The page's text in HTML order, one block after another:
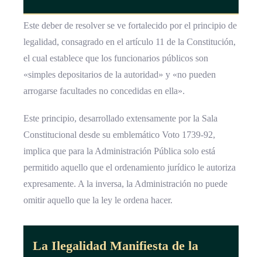
Este deber de resolver se ve fortalecido por el principio de
legalidad, consagrado en el artículo 11 de la Constitución,
el cual establece que los funcionarios públicos son
«simples depositarios de la autoridad» y «no pueden
arrogarse facultades no concedidas en ella».
Este principio, desarrollado extensamente por la Sala
Constitucional desde su emblemático Voto 1739-92,
implica que para la Administración Pública solo está
permitido aquello que el ordenamiento jurídico le autoriza
expresamente. A la inversa, la Administración no puede
omitir aquello que la ley le ordena hacer.
La Ilegalidad Manifiesta de la